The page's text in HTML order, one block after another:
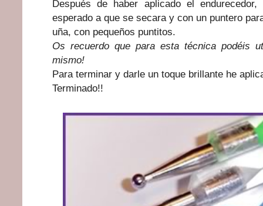
Después de haber aplicado el
esperado a que se secara y con un puntero
uña, con pequeños puntitos.
Os recuerdo que para esta técnica podéis
mismo!
Para terminar y darle un toque brillante he
Terminado!!